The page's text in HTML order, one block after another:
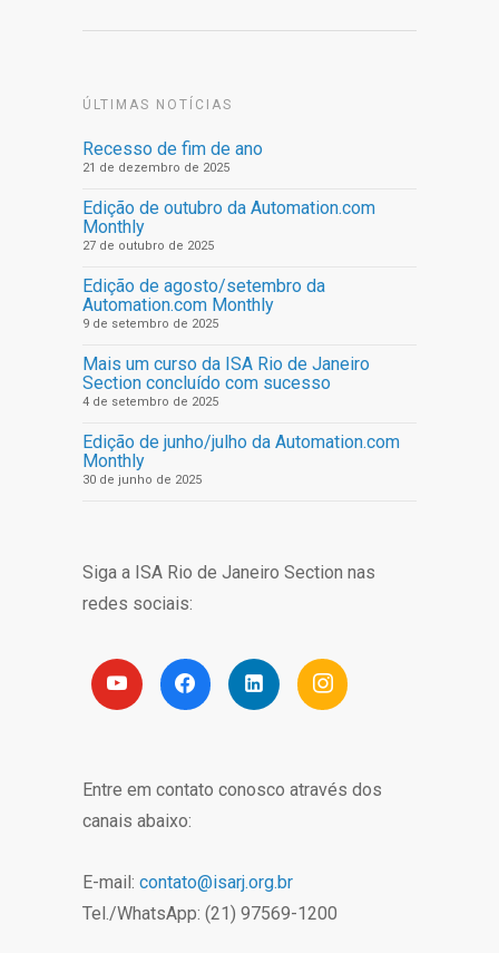
ÚLTIMAS NOTÍCIAS
Recesso de fim de ano
21 de dezembro de 2025
Edição de outubro da Automation.com
Monthly
27 de outubro de 2025
Edição de agosto/setembro da
Automation.com Monthly
9 de setembro de 2025
Mais um curso da ISA Rio de Janeiro
Section concluído com sucesso
4 de setembro de 2025
Edição de junho/julho da Automation.com
Monthly
30 de junho de 2025
Siga a ISA Rio de Janeiro Section nas
redes sociais:
Entre em contato conosco através dos
canais abaixo:
E-mail: contato@isarj.org.br
Tel./WhatsApp: (21) 97569-1200